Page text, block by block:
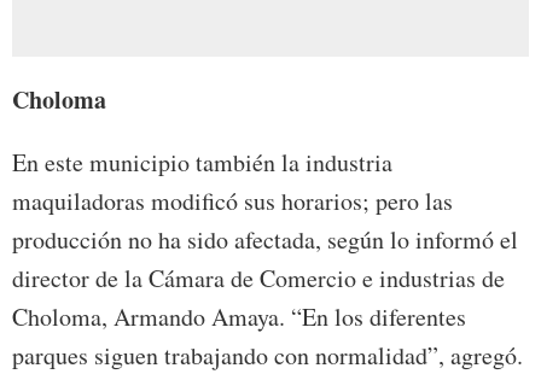
Choloma
En este municipio también la industria
maquiladoras modificó sus horarios; pero las
producción no ha sido afectada, según lo informó el
director de la Cámara de Comercio e industrias de
Choloma, Armando Amaya. “En los diferentes
parques siguen trabajando con normalidad”, agregó.